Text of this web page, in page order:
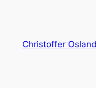
Christoffer Osland